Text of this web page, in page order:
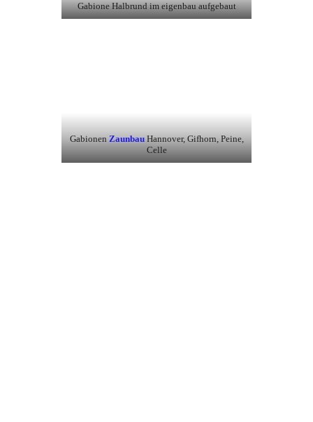
Gabione Halbrund im eigenbau aufgebaut
Gabionen ZaunbauHannover, Gifhorn, Peine,
Celle